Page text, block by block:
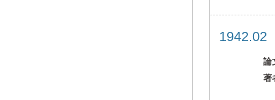
論
著